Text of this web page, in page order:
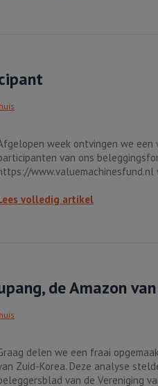
week ontvingen we een
van ons
www.valuemachinesfund.nl
volledig artikel
de Amazon
delen we een fraai
Zuid-Korea. Deze analyse
van de Vereniging